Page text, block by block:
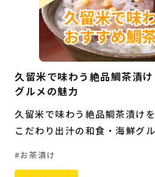
久留米で味わう絶品鯛茶漬
グルメの魅力
久留米で味わう絶品鯛茶漬け
こだわり出汁の和食・海鮮グ
お茶漬け